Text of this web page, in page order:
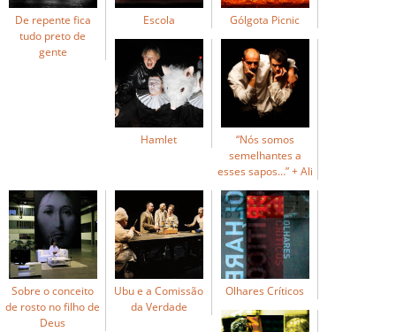
De repente fica
tudo preto de
gente
Escola Gólgota Picnic
Hamlet
“Nós somos
semelhantes a
esses sapos…” + Ali
Sobre o conceito
de rosto no filho de
Deus
Ubu e a Comissão
da Verdade
Olhares Críticos